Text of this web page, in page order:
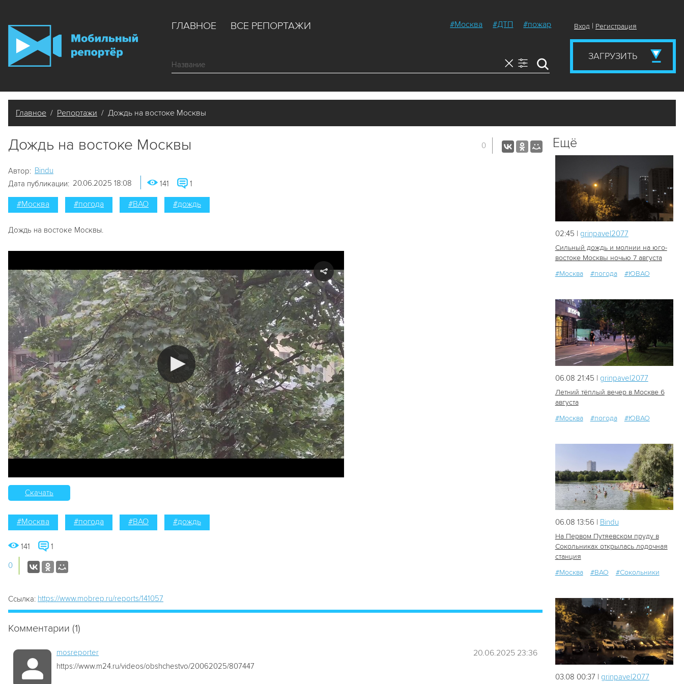
ГЛАВНОЕ ВСЕ РЕПОРТАЖИ #Москва #ДТП #пожар Вход | Регистрация
ЗАГРУЗИТЬ
Главное / Репортажи / Дождь на востоке Москвы
Дождь на востоке Москвы 0
Автор: Bindu
Дата публикации: 20.06.2025 18:08 141 1
#Москва #погода #ВАО #дождь
Дождь на востоке Москвы.
Скачать
#Москва #погода #ВАО #дождь
141 1
0
Ссылка: https://www.mobrep.ru/reports/141057
Комментарии (1)
mosreporter 20.06.2025 23:36
https://www.m24.ru/videos/obshchestvo/20062025/807447
Ещё
26
02:45 | grinpavel2077
Сильный дождь и молнии на юго-
востоке Москвы ночью 7 августа
#Москва
#погода #ЮВАО
26
06.08 21:45 | grinpavel2077
Летний тёплый вечер в Москве 6
августа
#Москва
#погода #ЮВАО
06.08 13:56 | Bindu
На Первом Путяевском пруду в
Сокольниках открылась лодочная
станция
#Москва
#ВАО #Сокольники
03.08 00:37 | grinpavel2077